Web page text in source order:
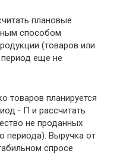
плановые
способом
(товаров или
период еще не
товаров планируется
‑ П и рассчитать
не проданных
периода). Выручка от
спросе